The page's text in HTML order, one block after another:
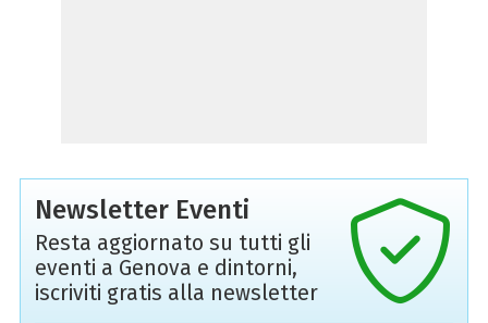
Newsletter Eventi
Resta aggiornato su tutti gli
eventi a Genova e dintorni,
iscriviti gratis alla newsletter